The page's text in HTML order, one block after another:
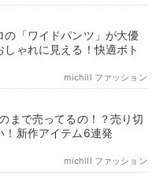
の「ワイドパンツ」が大優
ゃれに見える！快適ボト
michill ファッション
まで売ってるの！？売り切
！新作アイテム6連発
michill ファッション